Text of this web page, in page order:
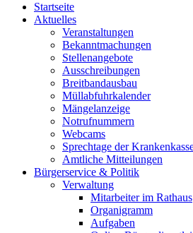
Startseite
Aktuelles
Veranstaltungen
Bekanntmachungen
Stellenangebote
Ausschreibungen
Breitbandausbau
Müllabfuhrkalender
Mängelanzeige
Notrufnummern
Webcams
Sprechtage der
Amtliche Mitteilungen
Bürgerservice & Politik
Verwaltung
Mitarbeiter im Rathaus
Organigramm
Aufgaben